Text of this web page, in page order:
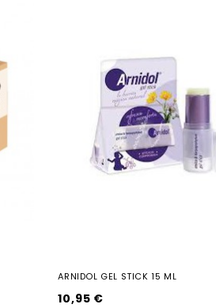
ARNIDOL GEL STICK 15 ML
10,95 €